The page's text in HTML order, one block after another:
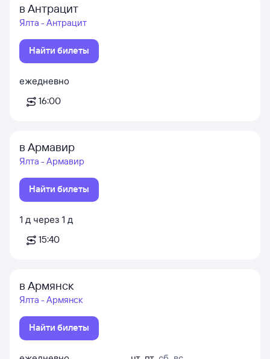
в Антрацит
Ялта - Антрацит
Найти билеты
ежедневно
16:00
в Армавир
Ялта - Армавир
Найти билеты
1 д через 1 д
15:40
в Армянск
Ялта - Армянск
Найти билеты